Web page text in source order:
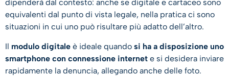
dipenderà dal contesto: anche se digitale e cartaceo sono
equivalenti dal punto di vista legale, nella pratica ci sono
situazioni in cui uno può risultare più adatto dell’altro.
Il modulo digitale è ideale quando si ha a disposizione uno
smartphone con connessione internet e si desidera inviare
rapidamente la denuncia, allegando anche delle foto.